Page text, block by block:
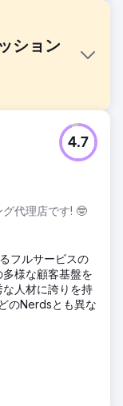
ション
クション発売とシ
ィックと購買を
ドリブンキャン
バスケット→購
ォーマンスとス
ンスアーキテク
Max +
リエーション商
同期• ファネル
ール、コレクシ
リエイティブ制
して、UGC/ク
イングに使用•
ングページ
代理店です! 🤓
4.7
フルサービスの
様な顧客基盤を
人材に誇りを持
のNerdsとも異な